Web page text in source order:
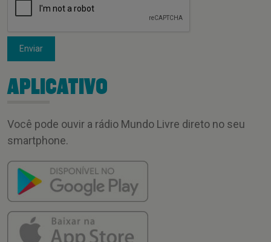
Enviar
APLICATIVO
Você pode ouvir a rádio Mundo Livre direto no seu
smartphone.